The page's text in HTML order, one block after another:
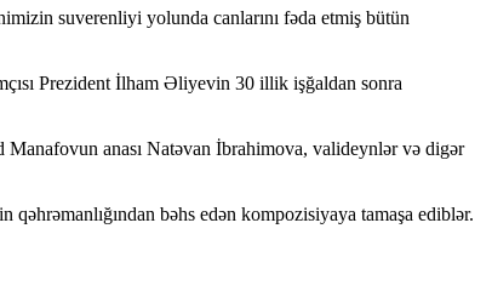
suverenliyi yolunda canlarını fəda etmiş bütün
Prezident İlham Əliyevin 30 illik işğaldan sonra
anası Natəvan İbrahimova, valideynlər və digər
bəhs edən kompozisiyaya tamaşa ediblər.